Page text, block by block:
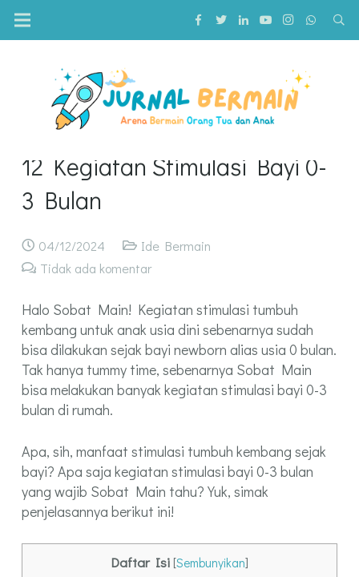
12 Kegiatan Stimulasi Bayi 0-
3 Bulan
04/12/2024
Ide Bermain
Tidak ada komentar
Halo Sobat Main! Kegiatan stimulasi tumbuh
kembang untuk anak usia dini sebenarnya sudah
bisa dilakukan sejak bayi newborn alias usia 0 bulan.
Tak hanya tummy time, sebenarnya Sobat Main
bisa melakukan banyak kegiatan stimulasi bayi 0-3
bulan di rumah.
Apa, sih, manfaat stimulasi tumbuh kembang sejak
bayi? Apa saja kegiatan stimulasi bayi 0-3 bulan
yang wajib Sobat Main tahu? Yuk, simak
penjelasannya berikut ini!
Daftar Isi [Sembunyikan]